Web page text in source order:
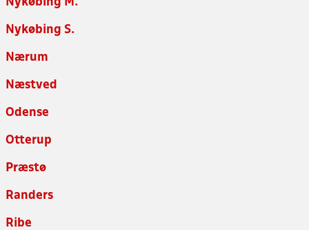
Nykøbing M.
Nykøbing S.
Nærum
Næstved
Odense
Otterup
Præstø
Randers
Ribe